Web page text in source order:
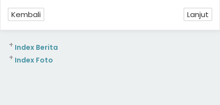
Kembali Lanjut
Index Berita
+
Index Foto
+